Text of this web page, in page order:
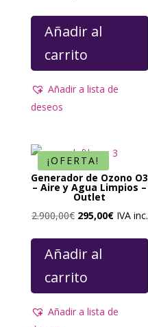
Añadir al
carrito
Añadir a lista de
deseos
¡OFERTA!
Generador de Ozono O3
– Aire y Agua Limpios –
Outlet
2.900,00€ El
original
2.900,00€.
295,00€ElIVA inc.
Añadir al
carrito
Añadir a lista de